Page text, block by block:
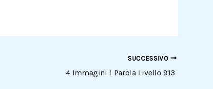
SUCCESSIVO
4 Immagini 1 Parola Livello 913